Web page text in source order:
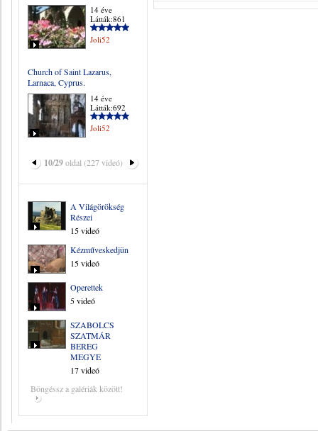
14 éve
Látták:861
Joli52
Church of Saint Lazarus,
Larnaca, Cyprus.
14 éve
Látták:692
Joli52
10/29oldal (227 videó)
A Világörökség
Részei
15 videó
Kézműveskedjünk
15 videó
Operettek
5 videó
SZABOLCS
SZATMÁR
BEREG
MEGYE
17 videó
Böngéssz a galériák között!